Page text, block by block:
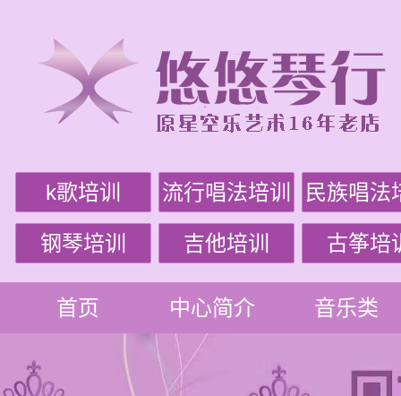
k歌培训 流行唱法培训 民族唱法
钢琴培训 吉他培训 古筝培
首页 中心简介 音乐类